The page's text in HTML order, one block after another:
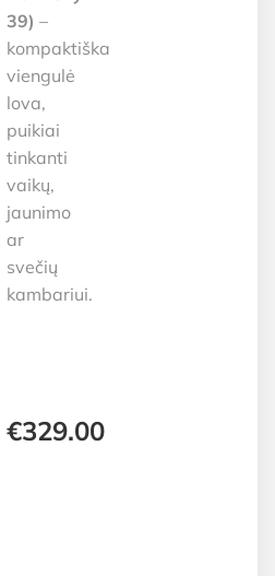
39) –
kompaktiška
viengulė
lova,
puikiai
tinkanti
vaikų,
jaunimo
ar
svečių
kambariui.
€329.00